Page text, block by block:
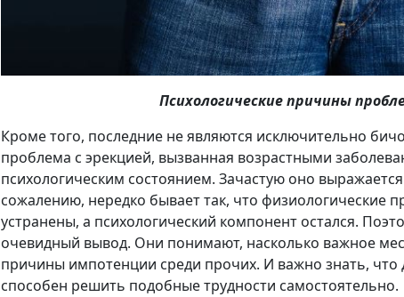
Психологические причины
Кроме того, последние не являются исключительно
проблема с эрекцией, вызванная возрастными
психологическим состоянием. Зачастую оно
сожалению, нередко бывает так, что физиологические
устранены, а психологический компонент остался.
очевидный вывод. Они понимают, насколько важное
причины импотенции среди прочих. И важно знать,
способен решить подобные трудности самостоятельно.